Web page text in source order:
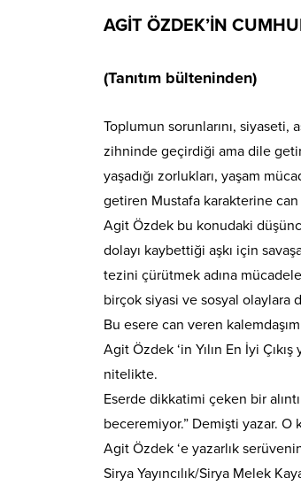
AGİT ÖZDEK’İN
(Tanıtım bülteninden)
Toplumun sorunlarını, siyaseti,
zihninde geçirdiği ama dile
yaşadığı zorlukları, yaşam
getiren Mustafa karakterine
Agit Özdek bu konudaki
dolayı kaybettiği aşkı için
tezini çürütmek adına
birçok siyasi ve sosyal olaylara
Bu esere can veren kalemdaşım
Agit Özdek ‘in Yılın En İyi
nitelikte.
Eserde dikkatimi çeken bir
beceremiyor.” Demişti yazar. O
Agit Özdek ‘e yazarlık
Sirya Yayıncılık/Sirya Melek